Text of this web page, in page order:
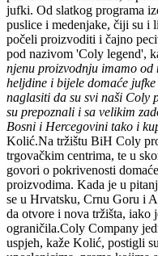
jufki. Od slatkog programa
puslice i medenjake, čiji su i
počeli proizvoditi i čajno
pod nazivom 'Coly legend',
njenu proizvodnju imamo od
heljdine i bijele domaće
naglasiti da su svi naši Coly
su prepoznali i sa velikim
Bosni i Hercegovini tako i
Kolić.Na tržištu BiH Coly
trgovačkim centrima, te u
govori o pokrivenosti
proizvodima. Kada je u
se u Hrvatsku, Crnu Goru i
da otvore i nova tržišta, iako
ograničila.Coly Company
uspjeh, kaže Kolić, postigli